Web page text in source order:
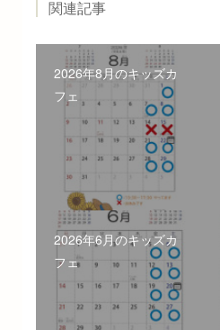
関連記事
2026年8月のキッズカ
フェ
2026年6月のキッズカ
フェ